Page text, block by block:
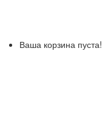
Ваша корзина пуста!